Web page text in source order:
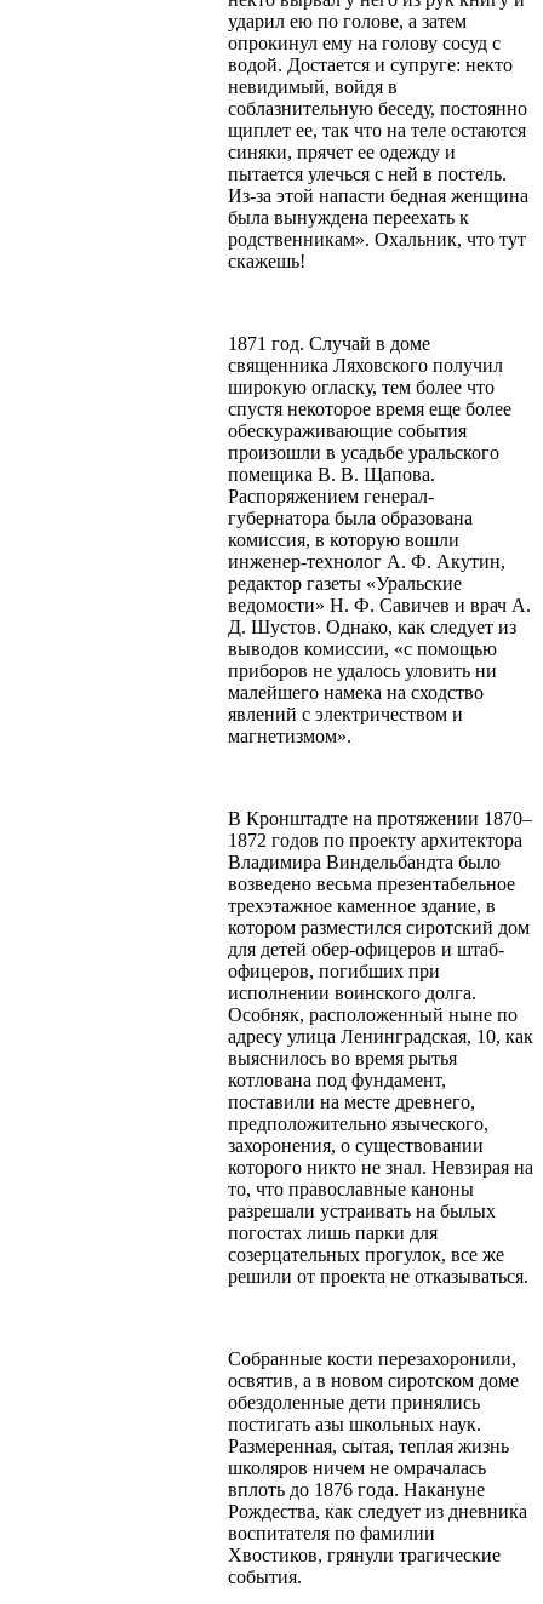
ударил ею по голове, а затем
опрокинул ему на голову сосуд с
водой. Достается и супруге: некто
невидимый, войдя в
соблазнительную беседу, постоянно
щиплет ее, так что на теле остаются
синяки, прячет ее одежду и
пытается улечься с ней в постель.
Из-за этой напасти бедная женщина
была вынуждена переехать к
родственникам». Охальник, что тут
скажешь!
1871 год. Случай в доме
священника Ляховского получил
широкую огласку, тем более что
спустя некоторое время еще более
обескураживающие события
произошли в усадьбе уральского
помещика В. В. Щапова.
Распоряжением генерал-
губернатора была образована
комиссия, в которую вошли
инженер-технолог А. Ф. Акутин,
редактор газеты «Уральские
ведомости» Н. Ф. Савичев и врач А.
Д. Шустов. Однако, как следует из
выводов комиссии, «с помощью
приборов не удалось уловить ни
малейшего намека на сходство
явлений с электричеством и
магнетизмом».
В Кронштадте на протяжении 1870–
1872 годов по проекту архитектора
Владимира Виндельбандта было
возведено весьма презентабельное
трехэтажное каменное здание, в
котором разместился сиротский дом
для детей обер-офицеров и штаб-
офицеров, погибших при
исполнении воинского долга.
Особняк, расположенный ныне по
адресу улица Ленинградская, 10, как
выяснилось во время рытья
котлована под фундамент,
поставили на месте древнего,
предположительно языческого,
захоронения, о существовании
которого никто не знал. Невзирая на
то, что православные каноны
разрешали устраивать на былых
погостах лишь парки для
созерцательных прогулок, все же
решили от проекта не отказываться.
Собранные кости перезахоронили,
освятив, а в новом сиротском доме
обездоленные дети принялись
постигать азы школьных наук.
Размеренная, сытая, теплая жизнь
школяров ничем не омрачалась
вплоть до 1876 года. Накануне
Рождества, как следует из дневника
воспитателя по фамилии
Хвостиков, грянули трагические
события.